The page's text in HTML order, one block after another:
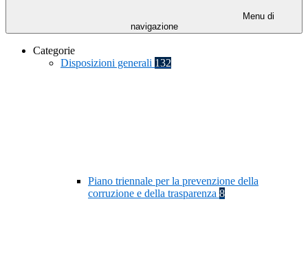
Menu di
navigazione
Categorie
Disposizioni generali 132
Piano triennale per la prevenzione della
corruzione e della trasparenza 8